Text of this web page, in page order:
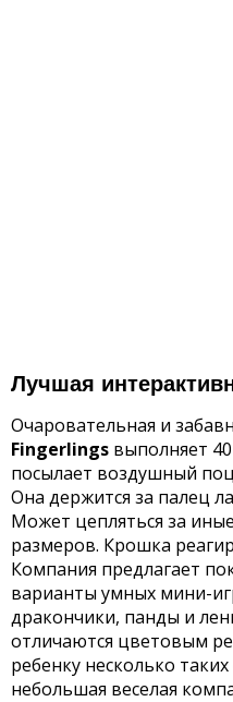
Лучшая
Очаровательная и
Fingerlings выполняет
посылает воздушный
Она держится за палец
Может цепляться за
размеров. Крошка
Компания предлагает
варианты умных мини-
дракончики, панды и
отличаются цветовым
ребенку несколько
небольшая веселая